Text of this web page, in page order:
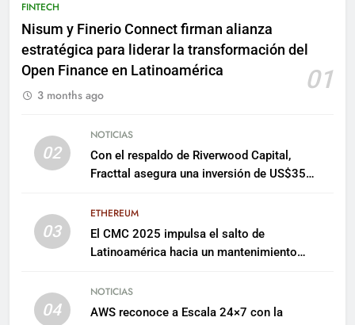
FINTECH
Nisum y Finerio Connect firman alianza
estratégica para liderar la transformación del
Open Finance en Latinoamérica
01
3 months ago
02
NOTICIAS
Con el respaldo de Riverwood Capital,
Fracttal asegura una inversión de US$35
03
ETHEREUM
El CMC 2025 impulsa el salto de
Latinoamérica hacia un mantenimiento
04
NOTICIAS
AWS reconoce a Escala 24×7 con la